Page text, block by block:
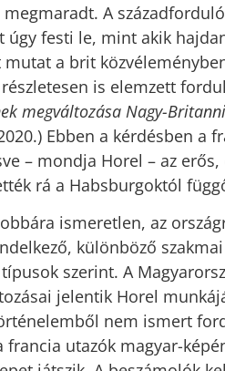
A
úgy festi le, mint akik
a brit
is elemzett
megváltozása Nagy-
Ebben a kérdésben a
– mondja Horel – az
rá a Habsburgoktól
ismeretlen, az
különböző
szerint. A
jelentik Horel
nem ismert
francia utazók magyar-